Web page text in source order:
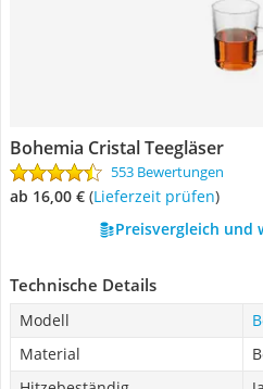
Bohemia Cristal Teegläser
553 Bewertungen
ab 16,00 € (Lieferzeit prüfen)
Preisvergleich und
Technische Details
Modell
Material